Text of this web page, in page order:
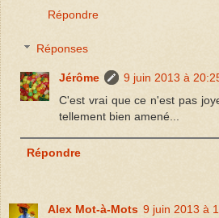
Répondre
Réponses
Jérôme
9 juin 2013 à
C'est vrai que ce n'est pas
tellement bien amené...
Répondre
Alex Mot-à-Mots 9 juin 2013 à